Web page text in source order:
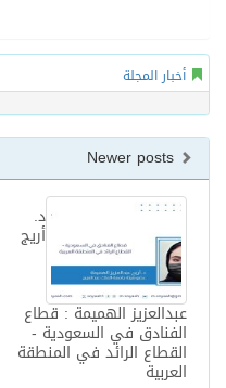
أخبار المجلة
د.
أريج
عبدالعزيز الهميمة : قطاع
الفنادق في السعودية -
القطاع الرائد في المنطقة
العربية